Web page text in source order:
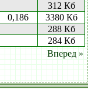
312 Кб
0,186
3380 Кб
288 Кб
284 Кб
Вперед »